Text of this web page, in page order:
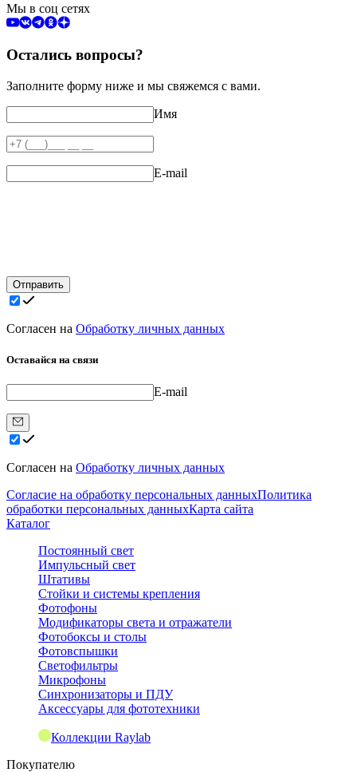
Мы в соц сетях
Остались вопросы?
Заполните форму ниже и мы свяжемся с вами.
Имя
E-mail
Отправить
Согласен на Обработку личных данных
Оставайся на связи
E-mail
Согласен на Обработку личных данных
Согласие на обработку персональных данныхПолитика
обработки персональных данныхКарта сайта
Каталог
Постоянный свет
Импульсный свет
Штативы
Стойки и системы крепления
Фотофоны
Модификаторы света и отражатели
Фотобоксы и столы
Фотовспышки
Светофильтры
Микрофоны
Синхронизаторы и ПДУ
Аксессуары для фототехники
Коллекции Raylab
Покупателю